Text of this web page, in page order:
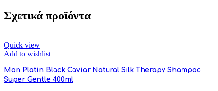
Σχετικά προϊόντα
Quick view
Add to wishlist
Mon Platin Black Caviar Natural Silk Therapy Shampoo
Super Gentle 400ml